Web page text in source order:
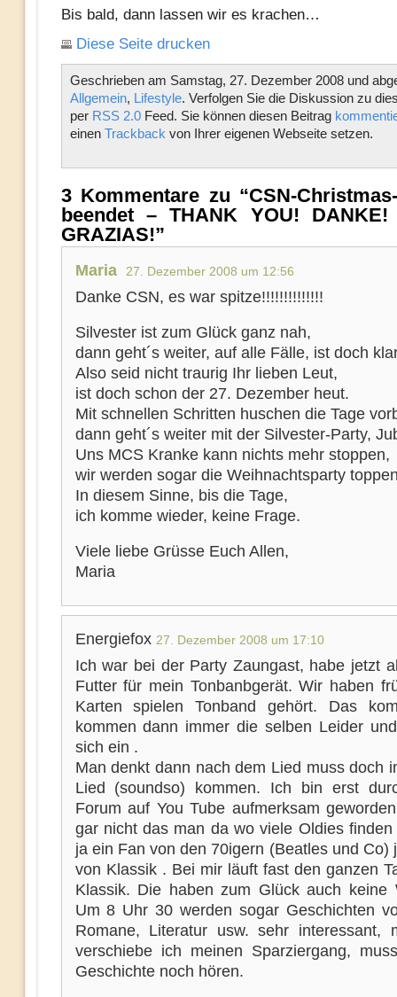
Bis bald, dann lassen wir es krachen…
Diese Seite drucken
Geschrieben am Samstag, 27. Dezember 2008 und
Allgemein, Lifestyle. Verfolgen Sie die Diskussion zu
per RSS 2.0Feed. Sie können diesen Beitrag
einen Trackback von Ihrer eigenen Webseite setzen.
3 Kommentare zu “CSN-
beendet – THANK YOU! DANKE!
GRAZIAS!”
Maria 27. Dezember 2008 um 12:56
Danke CSN, es war spitze!!!!!!!!!!!!!!
Silvester ist zum Glück ganz nah,
dann geht´s weiter, auf alle Fälle, ist doch
Also seid nicht traurig Ihr lieben Leut,
ist doch schon der 27. Dezember heut.
Mit schnellen Schritten huschen die Tage
dann geht´s weiter mit der Silvester-Party,
Uns MCS Kranke kann nichts mehr stoppen,
wir werden sogar die Weihnachtsparty
In diesem Sinne, bis die Tage,
ich komme wieder, keine Frage.
Viele liebe Grüsse Euch Allen,
Maria
Energiefox 27. Dezember 2008 um 17:10
Ich war bei der Party Zaungast, habe jetzt
Futter für mein Tonbanbgerät. Wir haben
Karten spielen Tonband gehört. Das
kommen dann immer die selben Leider
sich ein .
Man denkt dann nach dem Lied muss doch
Lied (soundso) kommen. Ich bin erst
Forum auf You Tube aufmerksam
gar nicht das man da wo viele Oldies
ja ein Fan von den 70igern (Beatles und Co)
von Klassik . Bei mir läuft fast den ganzen
Klassik. Die haben zum Glück auch keine
Um 8 Uhr 30 werden sogar Geschichten
Romane, Literatur usw. sehr interessant,
verschiebe ich meinen Sparziergang,
Geschichte noch hören.